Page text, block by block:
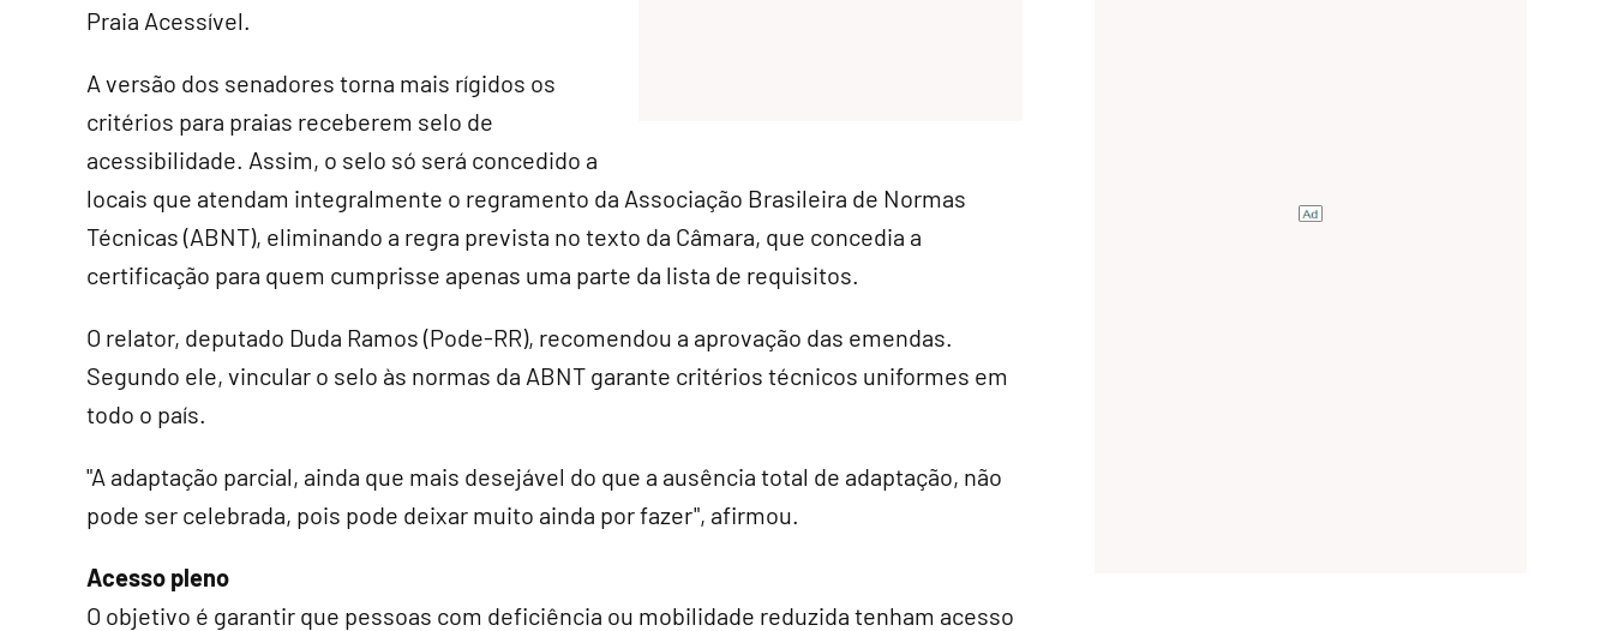
Praia Acessível.
A versão dos senadores torna mais rígidos os
critérios para praias receberem selo de
acessibilidade. Assim, o selo só será concedido a
locais que atendam integralmente o regramento da Associação Brasileira de Normas
Técnicas (ABNT), eliminando a regra prevista no texto da Câmara, que concedia a
certificação para quem cumprisse apenas uma parte da lista de requisitos.
O relator, deputado Duda Ramos (Pode-RR), recomendou a aprovação das emendas.
Segundo ele, vincular o selo às normas da ABNT garante critérios técnicos uniformes em
todo o país.
"A adaptação parcial, ainda que mais desejável do que a ausência total de adaptação, não
pode ser celebrada, pois pode deixar muito ainda por fazer", afirmou.
Acesso pleno
O objetivo é garantir que pessoas com deficiência ou mobilidade reduzida tenham acesso